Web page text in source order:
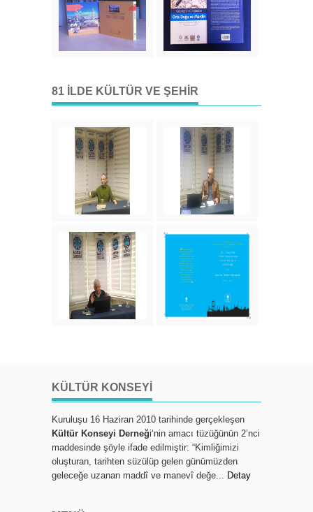
81 İLDE KÜLTÜR VE ŞEHIR
KÜLTÜR KONSEYI
Kuruluşu 16 Haziran 2010 tarihinde gerçekleşen
Kültür Konseyi Derneği‘nin amacı tüzüğünün 2’nci
maddesinde şöyle ifade edilmiştir: “Kimliğimizi
oluşturan, tarihten süzülüp gelen günümüzden
geleceğe uzanan maddî ve manevî değe... Detay